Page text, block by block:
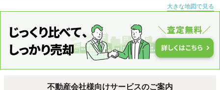
大きな地図で見る
不動産会社様向けサービスのご案内